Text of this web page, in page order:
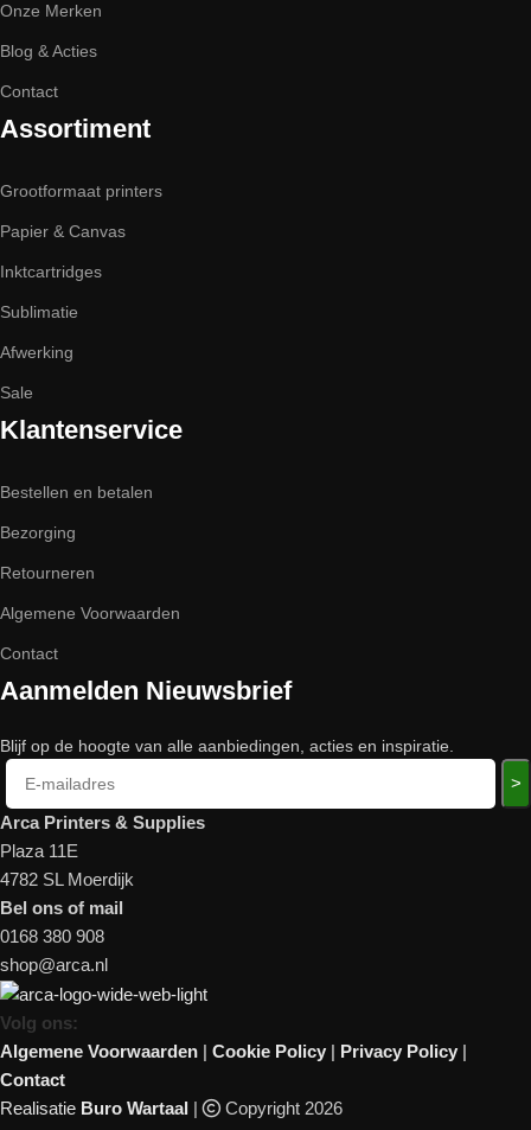
Onze Merken
Blog & Acties
Contact
Assortiment
Grootformaat printers
Papier & Canvas
Inktcartridges
Sublimatie
Afwerking
Sale
Klantenservice
Bestellen en betalen
Bezorging
Retourneren
Algemene Voorwaarden
Contact
Aanmelden Nieuwsbrief
Blijf op de hoogte van alle aanbiedingen, acties en inspiratie.
>
Arca Printers & Supplies
Plaza 11E
4782 SL Moerdijk
Bel ons of mail
0168 380 908
shop@arca.nl
Volg ons:
Algemene Voorwaarden | Cookie Policy | Privacy Policy |
Contact
Realisatie Buro Wartaal | Copyright 2026